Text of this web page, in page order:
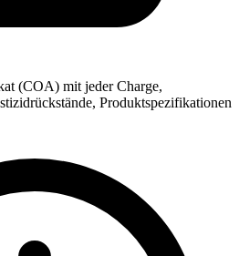
(COA) mit jeder Charge,
Produktspezifikationen